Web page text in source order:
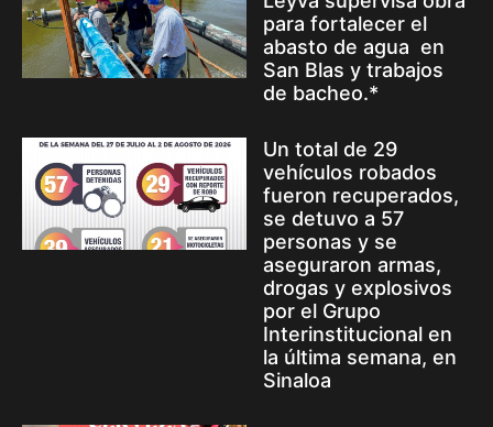
para fortalecer el
abasto de agua en
San Blas y trabajos
de bacheo.*
Un total de 29
vehículos robados
fueron recuperados,
se detuvo a 57
personas y se
aseguraron armas,
drogas y explosivos
por el Grupo
Interinstitucional en
la última semana, en
Sinaloa